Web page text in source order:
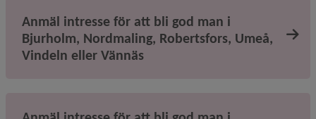
Anmäl intresse för att bli god man i
Bjurholm, Nordmaling, Robertsfors, Umeå,
Vindeln eller Vännäs